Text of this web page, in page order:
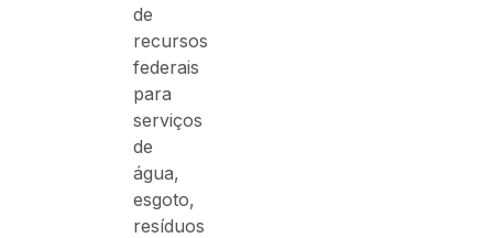
de
recursos
federais
para
serviços
de
água,
esgoto,
resíduos